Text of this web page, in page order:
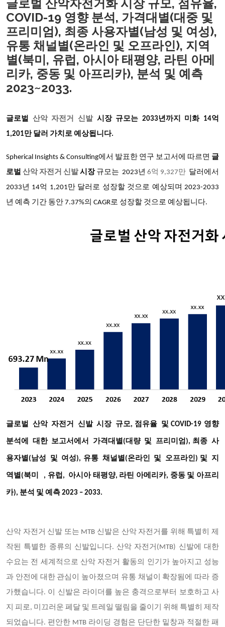
글로벌 산악자전거화 시장 규모, 점유율,
COVID-19 영향 분석, 가격대별(대중 및
프리미엄), 최종 사용자별(남성 및 여성),
유통 채널별(온라인 및 오프라인), 지역
별(북미, 유럽, 아시아 태평양, 라틴 아메
리카, 중동 및 아프리카), 분석 및 예측
2023~2033.
글로벌 산악 자전거 신발 시장 규모는 2033년까지 미화 14억
1,201만 달러 가치로 예상됩니다.
Spherical Insights & Consulting에서 발표한 연구 보고서에 따르면 글
로벌 산악 자전거 신발시장규모는 2023년 6억 9,327만 달러에서
2033년 14억 1,201만 달러로 성장할 것으로 예상되며 2023-2033
년 예측 기간 동안 7.37%의 CAGR로 성장할 것으로 예상됩니다.
글로벌 산악 자전거 신발 시장 규모, 점유율 및COVID-19 영향
분석에 대한 보고서에서 가격대별 (대량 및 프리미엄 ), 최종 사
용자별 (남성 및 여성), 유통 채널별 (온라인 및 오프라인 ) 및 지
역별 (북미 , 유럽, 아시아 태평양, 라틴 아메리카, 중동 및 아프리
카), 분석 및 예측 2023 – 2033.
산악 자전거 신발 또는 MTB 신발은 산악 자전거를 위해 특별히 제
작된 특별한 종류의 신발입니다. 산악 자전거(MTB) 신발에 대한
수요는 전 세계적으로 산악 자전거 활동의 인기가 높아지고 성능
과 안전에 대한 관심이 높아졌으며 유통 채널이 확장됨에 따라 증
가했습니다. 이 신발은 라이더를 높은 충격으로부터 보호하고 사
지 피로, 미끄러운 페달 및 트레일 떨림을 줄이기 위해 특별히 제작
되었습니다. 편안한 MTB 라이딩 경험은 단단한 밑창과 적절한 패